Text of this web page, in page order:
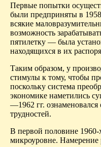
Первые попытки
были предприняты в
всякие
возможность
пятилетку — была
находящихся в их
Таким образом, у
стимулы к тому, чтобы
поскольку система
экономике наметились
—1962 гг.
трудностей.
В первой половине 1960-
микроуровне.